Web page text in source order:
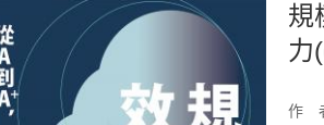
規
力
作